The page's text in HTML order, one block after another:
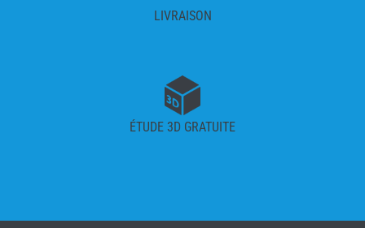
LIVRAISON
ÉTUDE 3D GRATUITE